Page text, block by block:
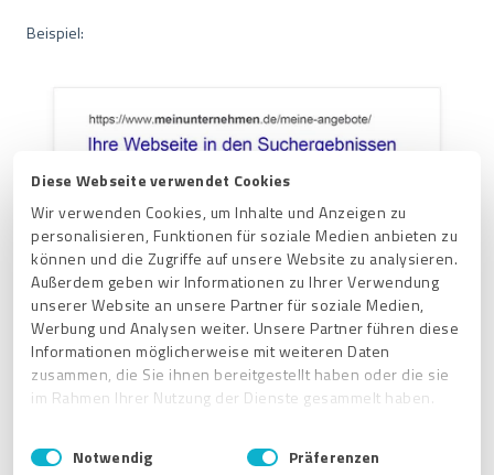
Diese Webseite verwendet Cookies
Wir verwenden Cookies, um Inhalte und Anzeigen zu
personalisieren, Funktionen für soziale Medien anbieten zu
können und die Zugriffe auf unsere Website zu analysieren.
Außerdem geben wir Informationen zu Ihrer Verwendung
unserer Website an unsere Partner für soziale Medien,
Werbung und Analysen weiter. Unsere Partner führen diese
Informationen möglicherweise mit weiteren Daten
zusammen, die Sie ihnen bereitgestellt haben oder die sie
im Rahmen Ihrer Nutzung der Dienste gesammelt haben.
Impressum
Datenschutzbestimmungen
E
i
Notwendig Präferenzen
Beispiel:
Verwandte Artikel